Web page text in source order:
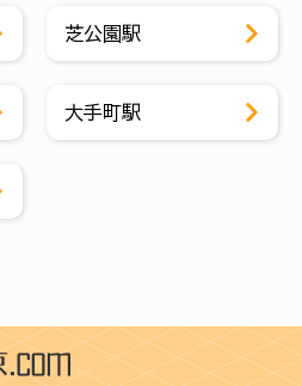
芝公園駅
大手町駅